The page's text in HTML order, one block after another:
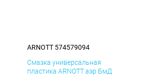
ARNOTT 574579094
Смазка универсальная
пластика ARNOTT аэр БмД